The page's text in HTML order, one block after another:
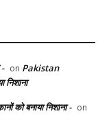
on Pakistan
को बनाया निशाना - on